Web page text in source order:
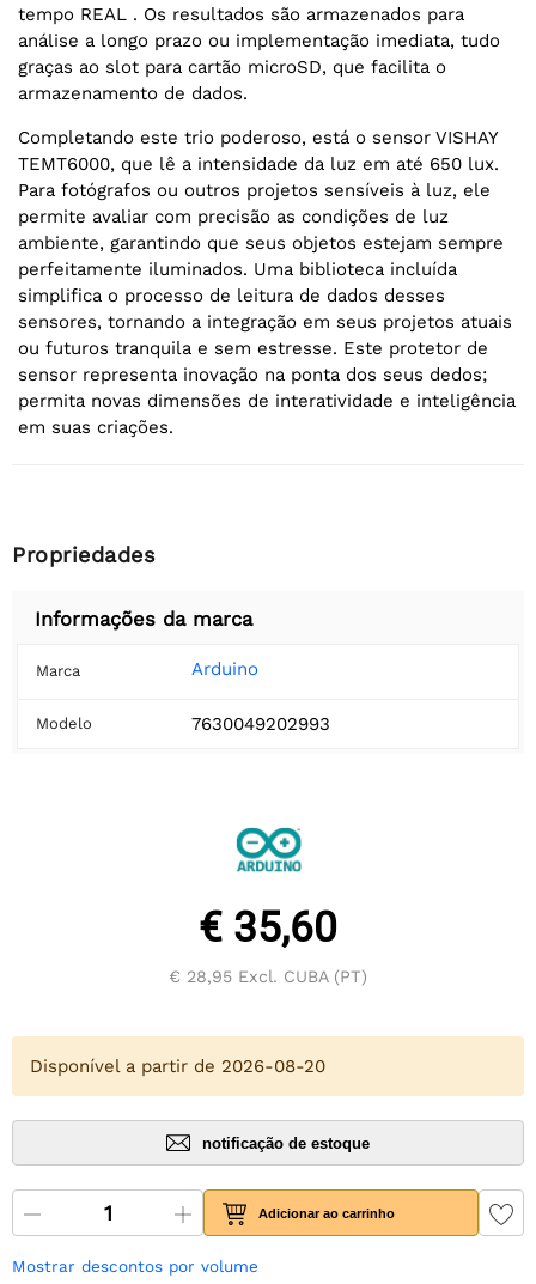
tempo REAL . Os resultados são armazenados para
análise a longo prazo ou implementação imediata, tudo
graças ao slot para cartão microSD, que facilita o
armazenamento de dados.
Completando este trio poderoso, está o sensor VISHAY
TEMT6000, que lê a intensidade da luz em até 650 lux.
Para fotógrafos ou outros projetos sensíveis à luz, ele
permite avaliar com precisão as condições de luz
ambiente, garantindo que seus objetos estejam sempre
perfeitamente iluminados. Uma biblioteca incluída
simplifica o processo de leitura de dados desses
sensores, tornando a integração em seus projetos atuais
ou futuros tranquila e sem estresse. Este protetor de
sensor representa inovação na ponta dos seus dedos;
permita novas dimensões de interatividade e inteligência
em suas criações.
Propriedades
Informações da marca
Marca Arduino
Modelo 7630049202993
€ 35,60
€ 28,95 Excl. CUBA (PT)
Disponível a partir de 2026-08-20
notificação de estoque
Adicionar ao carrinho
Mostrar descontos por volume